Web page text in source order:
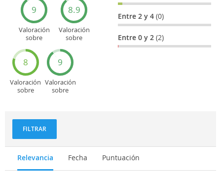
9
Valoración
sobre
8.9
Valoración
sobre
turísticos
8
Valoración
sobre
9
Valoración
sobre
Entre 2 y 4(0)
Entre 0 y 2(2)
FILTRAR
Relevancia Fecha Puntuación